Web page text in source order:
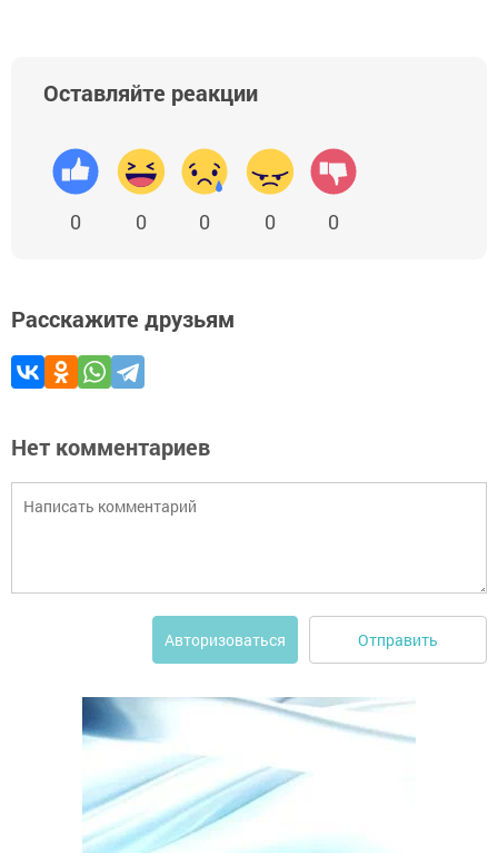
Оставляйте реакции
0 0 0 0 0
Расскажите друзьям
Нет комментариев
Авторизоваться Отправить